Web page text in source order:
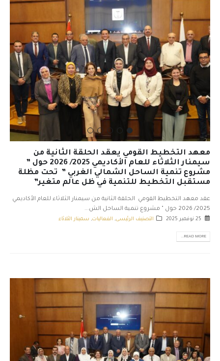
معهد التخطيط القومي يعقد الحلقة الثانية من
سيمنار الثلاثاء للعام الأكاديمي 2025/ 2026 حول ”
مشروع تنمية الساحل الشمالي الغربي ” تحت مظلة
مستقبل التخطيط للتنمية في ظل عالم متغير”
عقد معهد التخطيط القومي الحلقة الثانية من سيمنار الثلاثاء للعام الأكاديمي
2025/ 2026 حول " مشروع تنمية الساحل الش...
25 نوفمبر 2025 التصنيف الرئيسى, الفعاليات, سمينار الثلاثاء
READ MORE...